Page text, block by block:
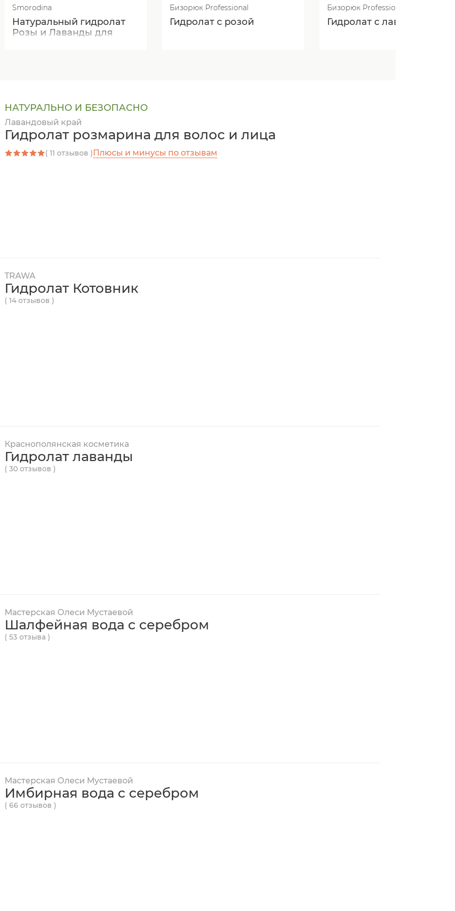
Smorodina
Натуральный гидролат
Розы и Лаванды для
Бизорюк Professional
Гидролат с розой
Бизорюк Professional
Гидролат с лавандой
НАТУРАЛЬНО И БЕЗОПАСНО
Лавандовый край
Гидролат розмарина для волос и лица
( 11 отзывов )Плюсы и минусы по отзывам
TRAWA
Гидролат Котовник
( 14 отзывов )
Краснополянская косметика
Гидролат лаванды
( 30 отзывов )
Мастерская Олеси Мустаевой
Шалфейная вода с серебром
( 53 отзыва )
Мастерская Олеси Мустаевой
Имбирная вода с серебром
( 66 отзывов )